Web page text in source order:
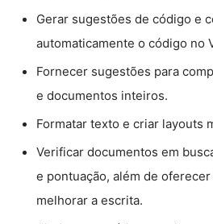
Gerar sugestões de código e
automaticamente o código no
Fornecer sugestões para
e documentos inteiros.
Formatar texto e criar layouts
Verificar documentos em
e pontuação, além de
melhorar a escrita.